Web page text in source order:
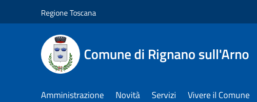
Regione Toscana
Comune di Rignano sull'Arno
Amministrazione Novità Servizi Vivere il Comune